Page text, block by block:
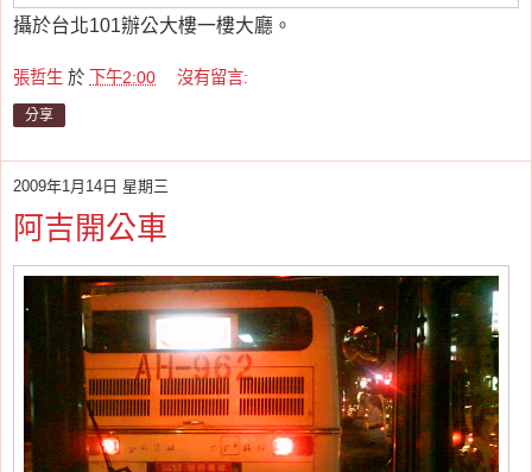
攝於台北101辦公大樓一樓大廳。
張哲生 於 下午2:00 沒有留言:
分享
2009年1月14日 星期三
阿吉開公車